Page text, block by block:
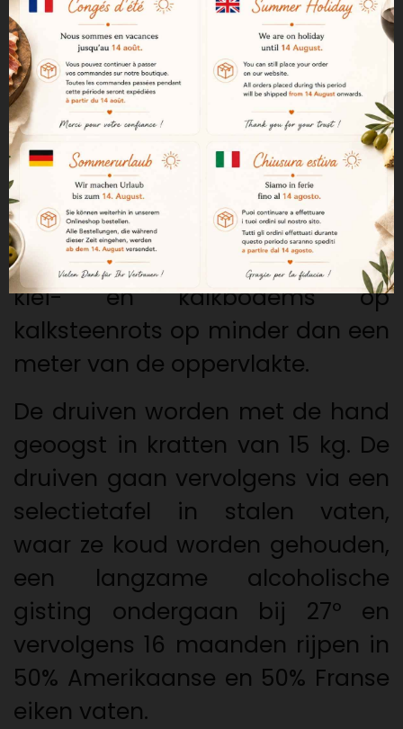
75 cl
Druiven van de variëteit Tinto
Fino (Tempranillo), Cabernet
Sauvignon en Merlot afkomstig
van wijnstokken van meer dan
20 jaar oud en traditioneel
verbouwd. Het domein ligt op
een hoogte van 900 meter op
klei- en kalkbodems op
kalksteenrots op minder dan een
meter van de oppervlakte.
De druiven worden met de hand
geoogst in kratten van 15 kg. De
druiven gaan vervolgens via een
selectietafel in stalen vaten,
waar ze koud worden gehouden,
een langzame alcoholische
gisting ondergaan bij 27º en
vervolgens 16 maanden rijpen in
50% Amerikaanse en 50% Franse
eiken vaten.